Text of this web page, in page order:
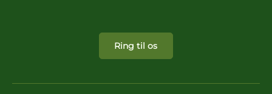
Ring til os